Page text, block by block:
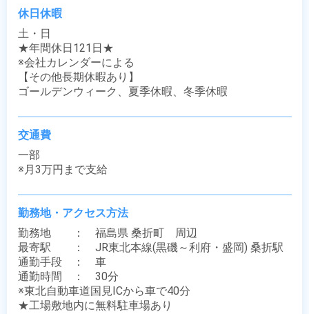
休日休暇
土・日
★年間休日121日★
※会社カレンダーによる
【その他長期休暇あり】
ゴールデンウィーク、夏季休暇、冬季休暇
交通費
一部
※月3万円まで支給
勤務地・アクセス方法
勤務地　　：　福島県 桑折町　周辺
最寄駅　　：　JR東北本線(黒磯～利府・盛岡) 桑折駅
通勤手段　：　車
通勤時間　：　30分
※東北自動車道国見ICから車で40分
★工場敷地内に無料駐車場あり